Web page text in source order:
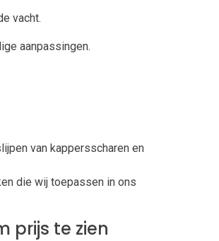
vacht.
aanpassingen.
van kappersscharen en
die wij toepassen in ons
prijs te zien